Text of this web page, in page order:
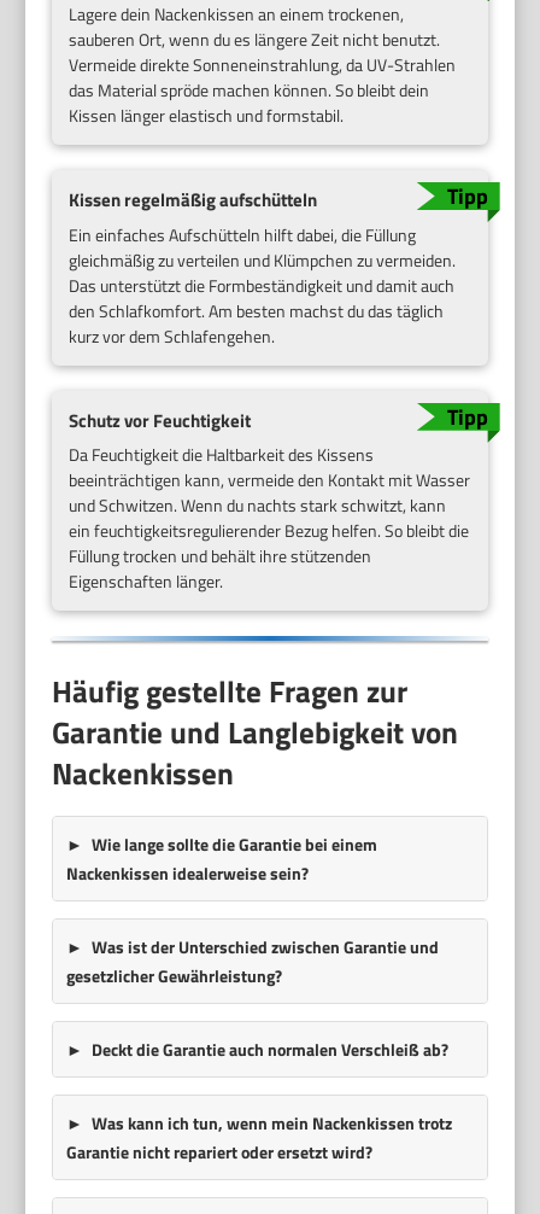
Lagere dein Nackenkissen an einem trockenen,
sauberen Ort, wenn du es längere Zeit nicht benutzt.
Vermeide direkte Sonneneinstrahlung, da UV-Strahlen
das Material spröde machen können. So bleibt dein
Kissen länger elastisch und formstabil.
Kissen regelmäßig aufschütteln
Ein einfaches Aufschütteln hilft dabei, die Füllung
gleichmäßig zu verteilen und Klümpchen zu vermeiden.
Das unterstützt die Formbeständigkeit und damit auch
den Schlafkomfort. Am besten machst du das täglich
kurz vor dem Schlafengehen.
Schutz vor Feuchtigkeit
Da Feuchtigkeit die Haltbarkeit des Kissens
beeinträchtigen kann, vermeide den Kontakt mit Wasser
und Schwitzen. Wenn du nachts stark schwitzt, kann
ein feuchtigkeitsregulierender Bezug helfen. So bleibt die
Füllung trocken und behält ihre stützenden
Eigenschaften länger.
Häufig gestellte Fragen zur
Garantie und Langlebigkeit von
Nackenkissen
Wie lange sollte die Garantie bei einem
Nackenkissen idealerweise sein?
Was ist der Unterschied zwischen Garantie und
gesetzlicher Gewährleistung?
Deckt die Garantie auch normalen Verschleiß ab?
Was kann ich tun, wenn mein Nackenkissen trotz
Garantie nicht repariert oder ersetzt wird?